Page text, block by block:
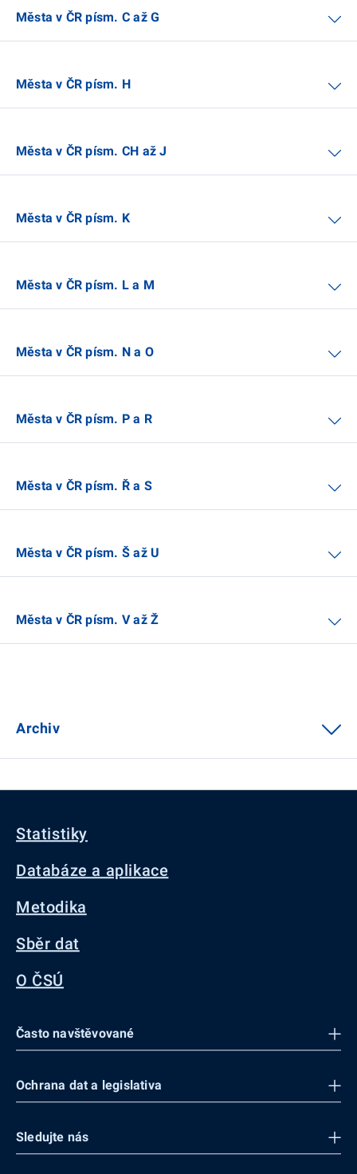
Města v ČR písm. C až G
Města v ČR písm. H
Města v ČR písm. CH až J
Města v ČR písm. K
Města v ČR písm. L a M
Města v ČR písm. N a O
Města v ČR písm. P a R
Města v ČR písm. Ř a S
Města v ČR písm. Š až U
Města v ČR písm. V až Ž
Archiv
Statistiky
Databáze a aplikace
Metodika
Sběr dat
O ČSÚ
Často navštěvované
Ochrana dat a legislativa
Sledujte nás